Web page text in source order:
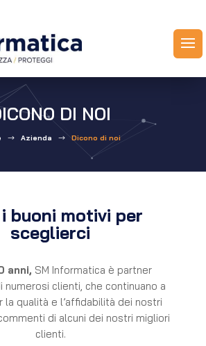
DI NOI
$ Azienda $ Dicono di noi
buoni motivi per
sceglierci
anni, SM Informatica è partner
numerosi clienti, che continuano a
la qualità e l’affidabilità dei nostri
di alcuni dei nostri migliori
clienti.